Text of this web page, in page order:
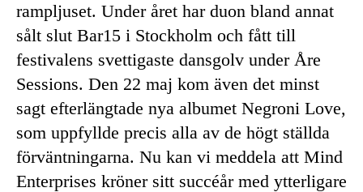
rampljuset. Under året har duon bland annat
sålt slut Bar15 i Stockholm och fått till
festivalens svettigaste dansgolv under Åre
Sessions. Den 22 maj kom även det minst
sagt efterlängtade nya albumet Negroni Love,
som uppfyllde precis alla av de högt ställda
förväntningarna. Nu kan vi meddela att Mind
Enterprises kröner sitt succéår med ytterligare